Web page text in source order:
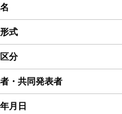
式
分
・共同発表者
月日